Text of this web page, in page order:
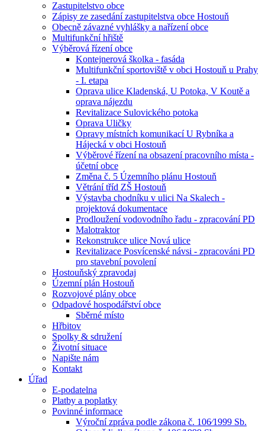
Zastupitelstvo obce
Zápisy ze zasedání zastupitelstva obce Hostouň
Obecně závazné vyhlášky a nařízení obce
Multifunkční hřiště
Výběrová řízení obce
Kontejnerová školka - fasáda
Multifunkční sportoviště v obci Hostouň u Prahy
- I. etapa
Oprava ulice Kladenská, U Potoka, V Koutě a
oprava nájezdu
Revitalizace Sulovického potoka
Oprava Uličky
Opravy místních komunikací U Rybníka a
Hájecká v obci Hostouň
Výběrové řízení na obsazení pracovního místa -
účetní obce
Změna č. 5 Územního plánu Hostouň
Větrání tříd ZŠ Hostouň
Výstavba chodníku v ulici Na Skalech -
projektová dokumentace
Prodloužení vodovodního řadu - zpracování PD
Malotraktor
Rekonstrukce ulice Nová ulice
Revitalizace Posvícenské návsi - zpracováni PD
pro stavební povolení
Hostouňský zpravodaj
Územní plán Hostouň
Rozvojové plány obce
Odpadové hospodářství obce
Sběrné místo
Hřbitov
Spolky & sdružení
Životní situace
Napište nám
Kontakt
Úřad
E-podatelna
Platby a poplatky
Povinné informace
Výroční zpráva podle zákona č. 106⁄1999 Sb.